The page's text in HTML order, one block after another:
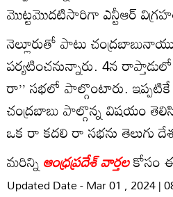
మొట్టమొదటిసారిగా ఎన్టీఆర్ విగ్రహం
నెల్లూరుతో పాటు
పర్యటించనున్నారు. 4న
రా’’ సభలో పాల్గొంటారు.
చంద్రబాబు పాల్గొన్న విషయం
ఒక రా కదలి రా సభను తెలుగు
మరిన్నిఆంధ్రప్రదేశ్ వార్తలకోసం
Updated Date - Mar 01 , 2024 |